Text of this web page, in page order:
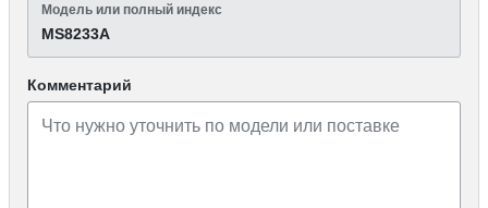
Модель или полный индекс
MS8233A
Комментарий